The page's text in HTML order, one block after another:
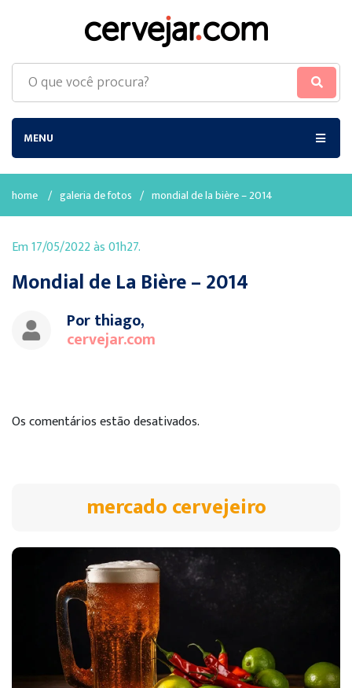
MENU
home / galeria de fotos / mondial de la bière – 2014
Em 17/05/2022 às 01h27.
Mondial de La Bière – 2014
Por thiago,
cervejar.com
Os comentários estão desativados.
mercado cervejeiro